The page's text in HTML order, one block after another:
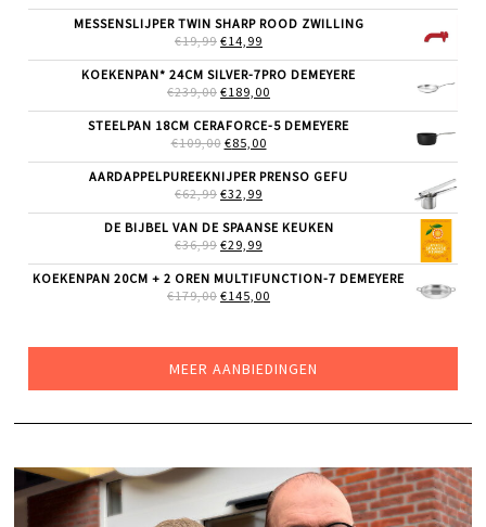
WAS:
€99,00.
IS:
MESSENSLIJPER TWIN SHARP ROOD ZWILLING
€19,99 OORSPRONKELIJKE
WAS:
€19,99.
€14,99
IS:
€14,99.
KOEKENPAN* 24CM SILVER-7PRO DEMEYERE
€239,00 OORSPRONKELIJKE
WAS:
€239,00.
€189,00
IS:
STEELPAN 18CM CERAFORCE-5 DEMEYERE
€109,00 OORSPRONKELIJKE
WAS:
€109,00.
€85,00HUIDIGE
IS:
AARDAPPELPUREEKNIJPER PRENSO GEFU
€62,99 OORSPRONKELIJKE
WAS:
€62,99.
€32,99
IS:
DE BIJBEL VAN DE SPAANSE KEUKEN
€36,99 OORSPRONKELIJKE
WAS:
€36,99.
€29,99
IS:
€29,99.
KOEKENPAN 20CM + 2 OREN MULTIFUNCTION-7 DEMEYERE
€179,00 OORSPRONKELIJKE
€145,00
MEER AANBIEDINGEN